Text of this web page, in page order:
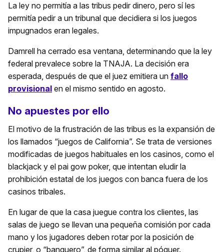
La ley no permitía a las tribus pedir dinero, pero sí les
permitía pedir a un tribunal que decidiera si los juegos
impugnados eran legales.
Damrell ha cerrado esa ventana, determinando que la ley
federal prevalece sobre la TNAJA. La decisión era
esperada, después de que el juez emitiera un fallo
provisional en el mismo sentido en agosto.
No apuestes por ello
El motivo de la frustración de las tribus es la expansión de
los llamados “juegos de California”. Se trata de versiones
modificadas de juegos habituales en los casinos, como el
blackjack y el pai gow poker, que intentan eludir la
prohibición estatal de los juegos con banca fuera de los
casinos tribales.
En lugar de que la casa juegue contra los clientes, las
salas de juego se llevan una pequeña comisión por cada
mano y los jugadores deben rotar por la posición de
crupier, o “banquero”, de forma similar al póquer.